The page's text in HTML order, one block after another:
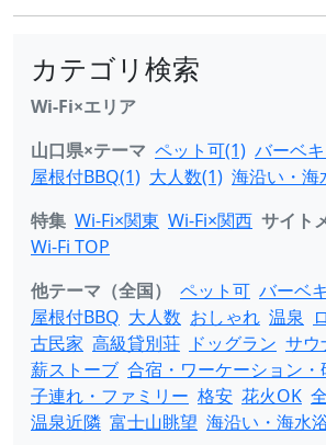
カテゴリ検索
Wi-Fi×エリア
山口県×テーマ ペット可(1) バーベ
屋根付BBQ(1) 大人数(1) 海沿い・海
特集 Wi-Fi×関東 Wi-Fi×関西 サイト
Wi-Fi TOP
他テーマ（全国）
ペット可 バーベ
屋根付BBQ 大人数 おしゃれ 温泉
古民家 高級貸別荘 ドッグラン サウ
薪ストーブ 合宿・ワーケーション・
子連れ・ファミリー 格安 花火OK
温泉近隣 富士山眺望 海沿い・海水